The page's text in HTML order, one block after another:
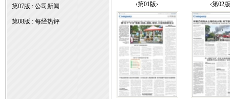
第07版 : 公司新闻
第08版 : 每经热评
‹第01版› ‹第02